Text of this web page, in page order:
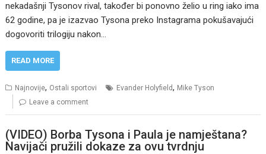
nekadašnji Tysonov rival, također bi ponovno želio u ring iako ima
62 godine, pa je izazvao Tysona preko Instagrama pokušavajući
dogovoriti trilogiju nakon…
READ MORE
Najnovije, Ostali sportovi Evander Holyfield, Mike Tyson
Leave a comment
(VIDEO) Borba Tysona i Paula je namještana?
Navijači pružili dokaze za ovu tvrdnju